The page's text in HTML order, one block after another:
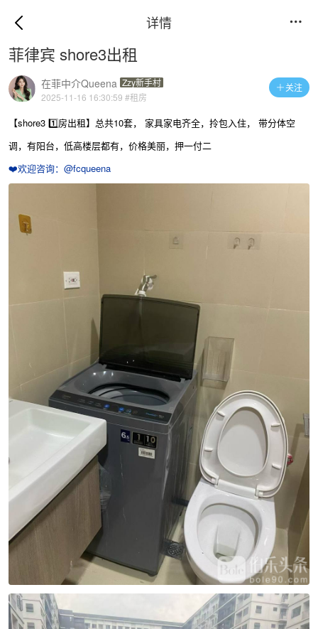
详情 
菲律宾 shore3出租
关注
在菲中介Queena Zzy新手村
2025-11-16 16:30:59 #租房
【shore3 1️⃣房出租】总共10套， 家具家电齐全，拎包入住， 带分体空
调，有阳台，低高楼层都有，价格美丽，押一付二
❤️欢迎咨询：@fcqueena